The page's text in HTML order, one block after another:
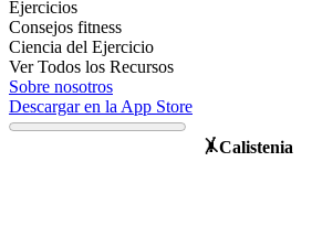
Ejercicios
Consejos fitness
Ciencia del Ejercicio
Ver Todos los Recursos
Sobre nosotros
Descargar en la App Store
🤸Calistenia